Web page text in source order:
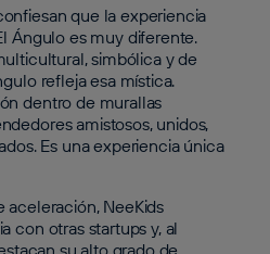
que la experiencia
Ángulo es muy diferente.
simbólica y de
refleja esa mística.
dentro de murallas
amistosos, unidos,
Es una experiencia única
aceleración, NeeKids
con otras startups y, al